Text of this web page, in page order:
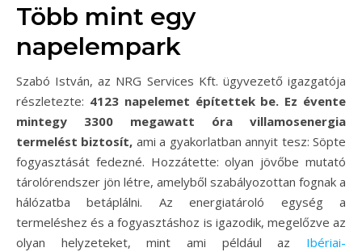
Több mint egy
napelempark
Szabó István, az NRG Services Kft. ügyvezető igazgatója
részletezte: 4123 napelemet építettek be. Ez évente
mintegy 3300 megawatt óra villamosenergia
termelést biztosít, ami a gyakorlatban annyit tesz: Söpte
fogyasztását fedezné. Hozzátette: olyan jövőbe mutató
tárolórendszer jön létre, amelyből szabályozottan fognak a
hálózatba betáplálni. Az energiatároló egység a
termeléshez és a fogyasztáshoz is igazodik, megelőzve az
olyan helyzeteket, mint ami például az Ibériai-